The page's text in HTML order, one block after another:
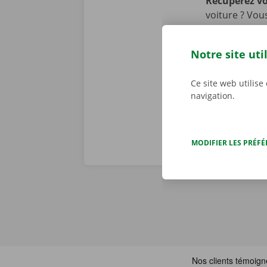
voiture ?
Pick-up
transports
Notre site
Ce site web
navigation.
MODIFIER LES